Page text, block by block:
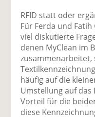
RFID statt oder
Für Ferda und
viel diskutierte
denen MyClean im
zusammenarbeitet,
häufig auf die
Umstellung auf das
Vorteil für die
diese